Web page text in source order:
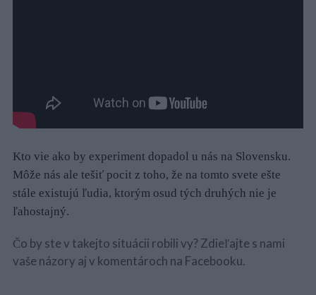
Kto vie ako by experiment dopadol u nás na Slovensku.
Môže nás ale tešiť pocit z toho, že na tomto svete ešte
stále existujú ľudia, ktorým osud tých druhých nie je
ľahostajný.
Čo by ste v takejto situácii robili vy? Zdieľajte s nami
vaše názory aj v komentároch na Facebooku.